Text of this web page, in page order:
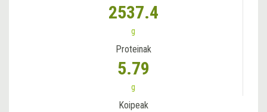
2537.4
g
Proteinak
5.79
g
Koipeak